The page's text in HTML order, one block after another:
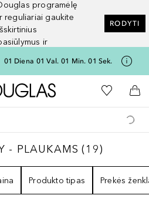
programėlę
reguliariai gaukite
ir
RODYTI
01 Diena 01 Val. 01 Min. 01 Sek.
Į Douglas pagrindinį
Į mano
Į
- PLAUKAMS 19
- PLAUKAMS (19)
Produkto tipas Prekės